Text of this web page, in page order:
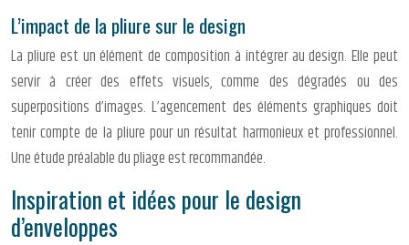
L’impact de la pliure sur le design
La pliure est un élément de composition à intégrer au design. Elle peut
servir à créer des effets visuels, comme des dégradés ou des
superpositions d’images. L’agencement des éléments graphiques doit
tenir compte de la pliure pour un résultat harmonieux et professionnel.
Une étude préalable du pliage est recommandée.
Inspiration et idées pour le design
d’enveloppes